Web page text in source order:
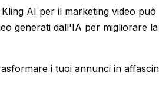
AI per il marketing video può
generati dall'IA per migliorare
i tuoi annunci in